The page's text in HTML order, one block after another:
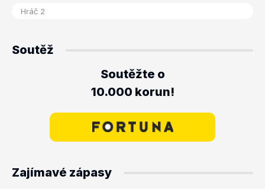
Soutěž
Soutěžte o
10.000 korun!
Zajímavé zápasy